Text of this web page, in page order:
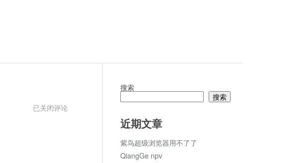
优
已关闭评论
搜索
搜索
近期文章
紫鸟超级浏览器用不了了
QiangGe npv